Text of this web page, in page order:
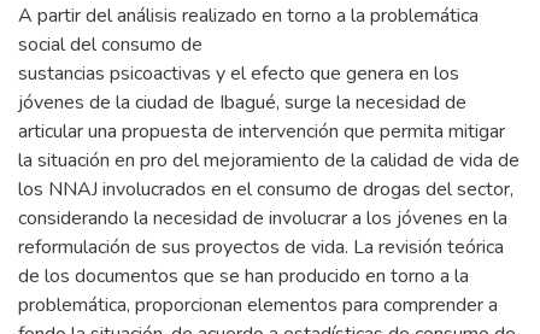
A partir del análisis realizado en torno a la problemática
social del consumo de
sustancias psicoactivas y el efecto que genera en los
jóvenes de la ciudad de Ibagué, surge la necesidad de
articular una propuesta de intervención que permita mitigar
la situación en pro del mejoramiento de la calidad de vida de
los NNAJ involucrados en el consumo de drogas del sector,
considerando la necesidad de involucrar a los jóvenes en la
reformulación de sus proyectos de vida. La revisión teórica
de los documentos que se han producido en torno a la
problemática, proporcionan elementos para comprender a